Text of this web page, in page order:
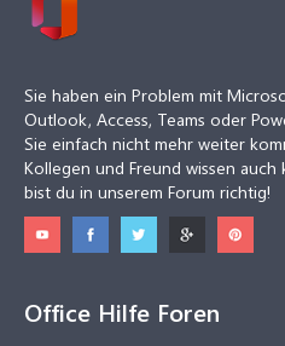
Sie haben ein Problem mit
Outlook, Access, Teams oder
Sie einfach nicht mehr weiter
Kollegen und Freund wissen auch
bist du in unserem Forum richtig!
Office Hilfe Foren